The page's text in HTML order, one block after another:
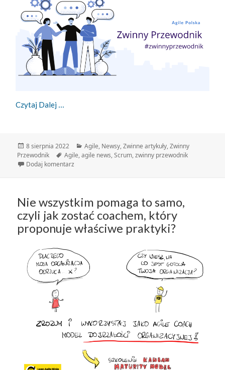
Czytaj Dalej
Data
publikacji
8 sierpnia 2022 Kategorie
Agile, Newsy,Zwinne artykuły,Zwinny
Przewodnik
Tagi
Agile,agile news,Scrum,zwinny przewodnik
Dodaj komentarz
Nie wszystkim pomaga to samo,
czyli jak zostać coachem, który
proponuje właściwe praktyki?